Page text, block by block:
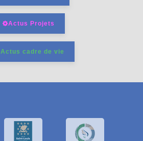
Actus Projets
Actus cadre de vie